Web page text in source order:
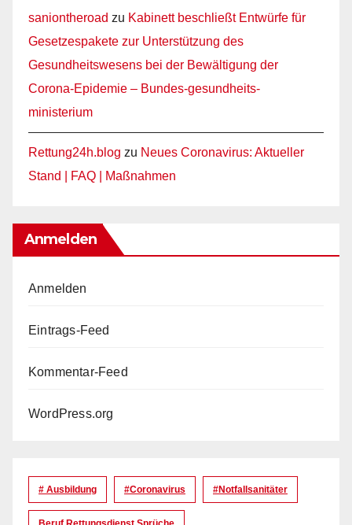
saniontheroad zu Kabinett beschließt Entwürfe für
Gesetzespakete zur Unterstützung des
Gesundheitswesens bei der Bewältigung der
Corona-Epidemie – Bundes-gesundheits-
ministerium
Rettung24h.blog zu Neues Coronavirus: Aktueller
Stand | FAQ | Maßnahmen
Anmelden
Anmelden
Eintrags-Feed
Kommentar-Feed
WordPress.org
# Ausbildung #coronavirus #Notfallsanitäter